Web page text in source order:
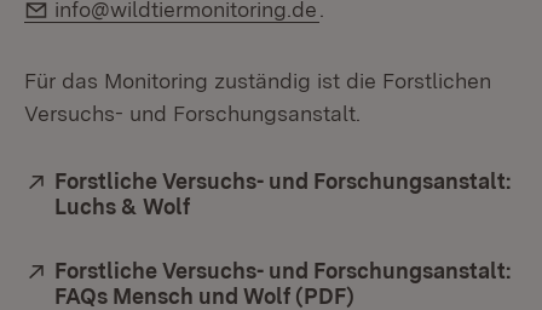
E-Mail:
info@wildtiermonitoring.de
Für das Monitoring zuständig ist die Forstlichen
Versuchs- und Forschungsanstalt.
Extern:
Forstliche Versuchs- und Forschungsanstalt:
Luchs & Wolf
Extern:
Forstliche Versuchs- und Forschungsanstalt:
FAQs Mensch und Wolf (PDF)